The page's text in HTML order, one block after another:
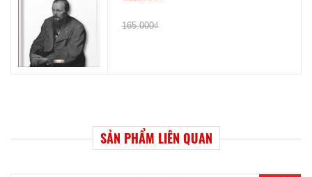
165.000₫
SẢN PHẨM LIÊN QUAN